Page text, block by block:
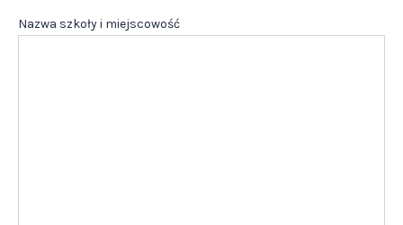
Nazwa szkoły i miejscowość